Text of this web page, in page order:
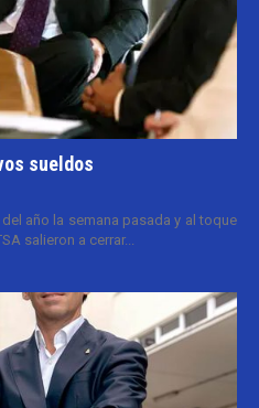
sueldos
año la semana pasada y al toque
salieron a cerrar...